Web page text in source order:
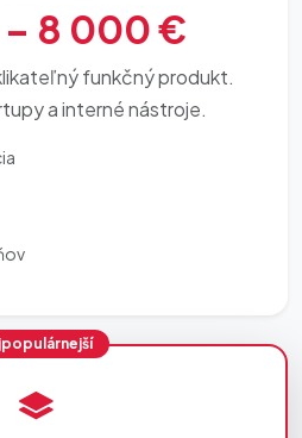
8 000 €
funkčný produkt.
a interné nástroje.